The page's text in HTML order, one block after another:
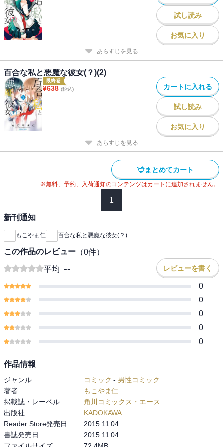
試し読み
お気に入り
あらすじを見る
百合な私と悪魔な彼女(？)(2)
最終巻
¥638 (税込) カートに入れる
試し読み
お気に入り
あらすじを見る
まとめてカート
※無料、予約、入荷通知のコンテンツはカートに追加されません。
1
新刊通知
もこやま仁 百合な私と悪魔な彼女(？)
この作品のレビュー （0件）
平均 -- レビューを書く
0
0
0
0
0
作品情報
ジャンル : コミック - 男性コミック
著者
:
もこやま仁
掲載誌・レーベル
: 角川コミックス・エース
出版社
:
KADOKAWA
Reader Store発売日
:
2015.11.04
書誌発売日
:
2015.11.04